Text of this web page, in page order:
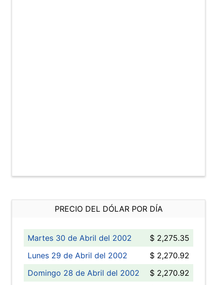
PRECIO DEL DÓLAR POR DÍA
Martes 30 de Abril del 2002
$ 2,275.35
Lunes 29 de Abril del 2002
$ 2,270.92
Domingo 28 de Abril del 2002
$ 2,270.92